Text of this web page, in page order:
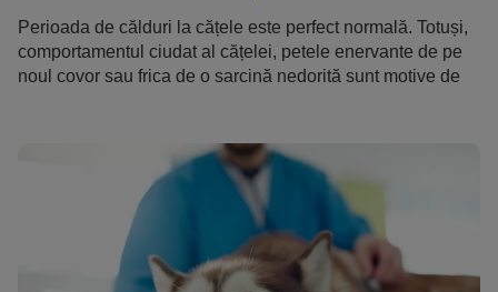
Perioada de călduri la cățele este perfect normală. Totuși,
comportamentul ciudat al cățelei, petele enervante de pe
noul covor sau frica de o sarcină nedorită sunt motive de
cățele și cum puteți trece împreună peste ele fără stres